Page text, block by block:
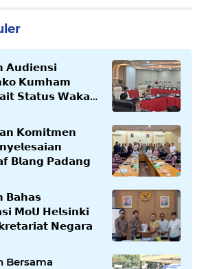
𝗞𝘂𝗺𝗵𝗮𝗺
𝗦𝘁𝗮𝘁𝘂𝘀 𝗪𝗮𝗸𝗮𝗳
𝗞𝗼𝗺𝗶𝘁𝗺𝗲𝗻
𝗕𝗹𝗮𝗻𝗴 𝗣𝗮𝗱𝗮𝗻𝗴
𝗕𝗮𝗵𝗮𝘀
𝗠𝗼𝗨 𝗛𝗲𝗹𝘀𝗶𝗻𝗸𝗶
𝗡𝗲𝗴𝗮𝗿𝗮
Bersama